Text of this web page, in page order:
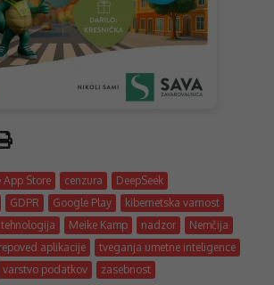
App Store cenzura
DeepSeek
GDPR Google Play
kibernetska varnost
Meike Kamp nadzor
Nemčija
aplikacije
tveganja umetne inteligence
varstvo podatkov zasebnost